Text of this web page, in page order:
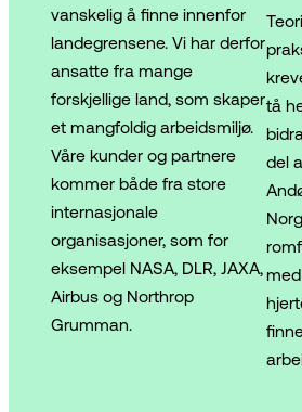
vanskelig å finne innenfor
landegrensene. Vi har derfor
ansatte fra mange
forskjellige land, som skaper
et mangfoldig arbeidsmiljø.
Våre kunder og partnere
kommer både fra store
internasjonale
organisasjoner, som for
eksempel NASA, DLR, JAXA,
Airbus og Northrop
Grumman.
tå
del